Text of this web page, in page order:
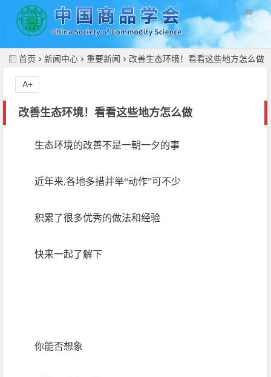
首页 新闻中心 重要新闻 改善生态环境！看看这些地方怎么做
改善生态环境！看看这些地方怎么做
A+
生态环境的改善不是一朝一夕的事
近年来,各地多措并举“动作”可不少
积累了很多优秀的做法和经验
快来一起了解下
你能否想象